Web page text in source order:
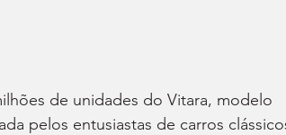
de unidades do Vitara, modelo
pelos entusiastas de carros